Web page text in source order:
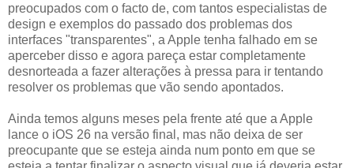
preocupados com o facto de, com tantos especialistas de
design e exemplos do passado dos problemas dos
interfaces "transparentes", a Apple tenha falhado em se
aperceber disso e agora pareça estar completamente
desnorteada a fazer alterações à pressa para ir tentando
resolver os problemas que vão sendo apontados.
Ainda temos alguns meses pela frente até que a Apple
lance o iOS 26 na versão final, mas não deixa de ser
preocupante que se esteja ainda num ponto em que se